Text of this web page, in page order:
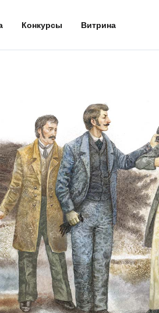
Конкурсы Витрина